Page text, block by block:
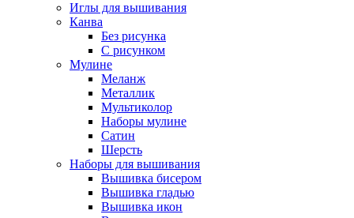
Иглы для вышивания
Канва
Без рисунка
С рисунком
Мулине
Меланж
Металлик
Мультиколор
Наборы мулине
Сатин
Шерсть
Наборы для вышивания
Вышивка бисером
Вышивка гладью
Вышивка икон